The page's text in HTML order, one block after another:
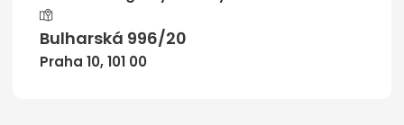
Bulharská 996/20
Praha 10, 101 00